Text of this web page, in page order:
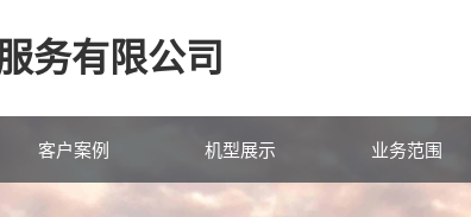
务有限公司
客户案例 机型展示 业务范围